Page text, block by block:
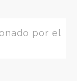
por el